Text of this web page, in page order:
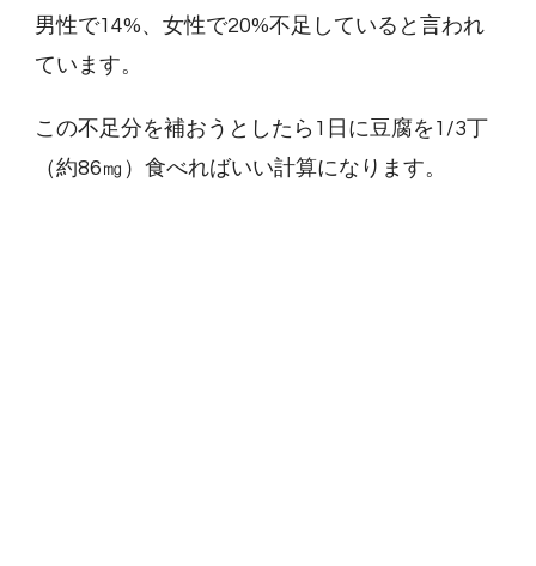
男性で14%、女性で20%不足していると言われ
ています。
この不足分を補おうとしたら1日に豆腐を1/3丁
（約86㎎）食べればいい計算になります。